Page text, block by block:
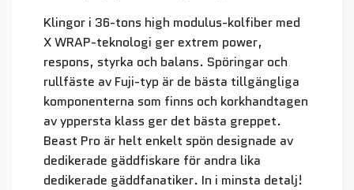
Klingor i 36-tons high modulus-kolfiber med
X WRAP-teknologi ger extrem power,
respons, styrka och balans. Spöringar och
rullfäste av Fuji-typ är de bästa tillgängliga
komponenterna som finns och korkhandtagen
av yppersta klass ger det bästa greppet.
Beast Pro är helt enkelt spön designade av
dedikerade gäddfiskare för andra lika
dedikerade gäddfanatiker. In i minsta detalj!